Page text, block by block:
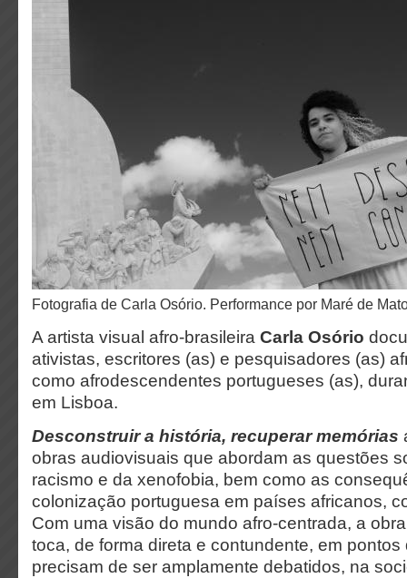
Fotografia de Carla Osório. Performance por Maré de
A artista visual afro-brasileira Carla Osório
ativistas, escritores (as) e pesquisadores (as)
como afrodescendentes portugueses (as),
em Lisboa.
Desconstruir a história, recuperar memórias
obras audiovisuais que abordam as questões
racismo e da xenofobia, bem como as
colonização portuguesa em países africanos,
Com uma visão do mundo afro-centrada, a
toca, de forma direta e contundente, em
precisam de ser amplamente debatidos, na